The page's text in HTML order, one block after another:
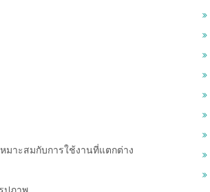
มาะสมกับการใช้งานที่แตกต่าง